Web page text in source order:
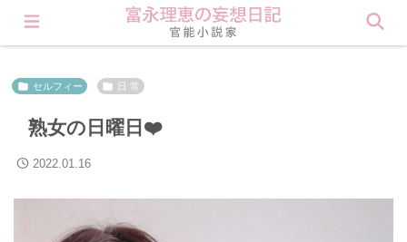
会員登録すると理恵の秘密が見られます❤︎ Click here
セルフィー 日 常
熟女の日曜日❤️
2022.01.16